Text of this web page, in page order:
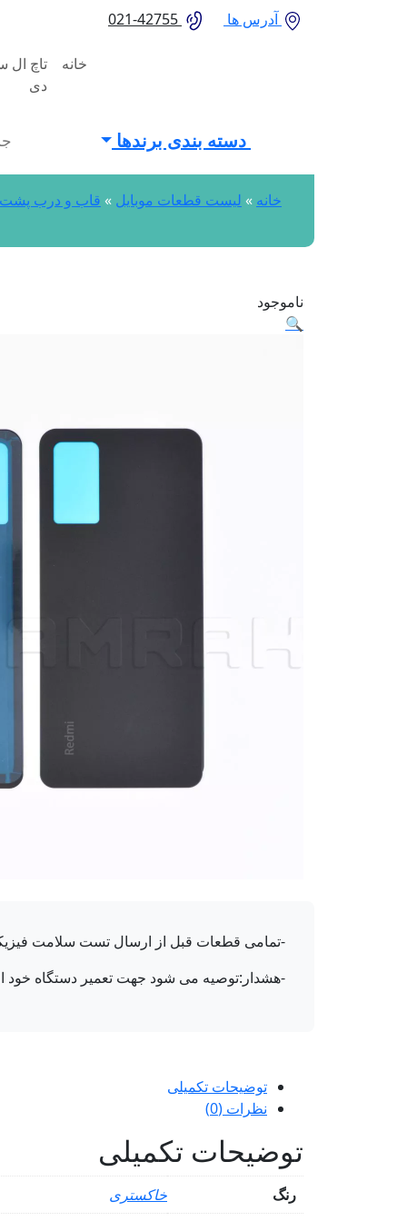
آدرس ها
خانه
تاچ ال
دی
دسته بندی برندها
خانه » لیست قطعات موبایل » قاب و درب پشت
ناموجود
🔍
-تمامی قطعات قبل از ارسال تست سلامت فیزیکی می شوند و دارای 7
-هشدار:توصیه می شود جهت تعمیر دستگاه خود
توضیحات تکمیلی
نظرات (0)
توضیحات تکمیلی
رنگ خاکستری